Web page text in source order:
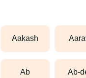
aakash
ab ab-